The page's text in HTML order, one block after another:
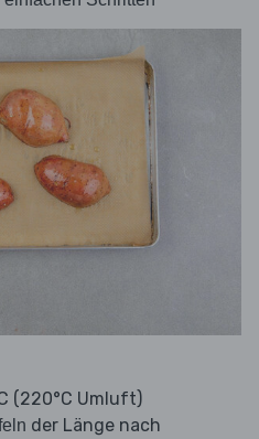
(220°C Umluft)
der Länge nach